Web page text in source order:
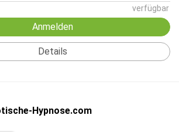
verfügbar
Anmelden
Details
Hypnose.com